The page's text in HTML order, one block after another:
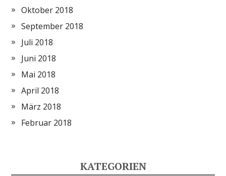
Oktober 2018
September 2018
Juli 2018
Juni 2018
Mai 2018
April 2018
März 2018
Februar 2018
KATEGORIEN